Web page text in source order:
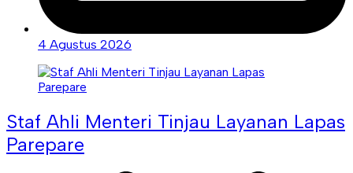
4 Agustus 2026
Staf Ahli Menteri Tinjau Layanan Lapas
Parepare